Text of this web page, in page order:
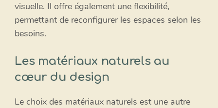
visuelle. Il offre également une flexibilité,
permettant de reconfigurer les espaces selon les
besoins.
Les matériaux naturels au
cœur du design
Le choix des matériaux naturels est une autre